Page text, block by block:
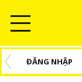
ĐĂNG NHẬP